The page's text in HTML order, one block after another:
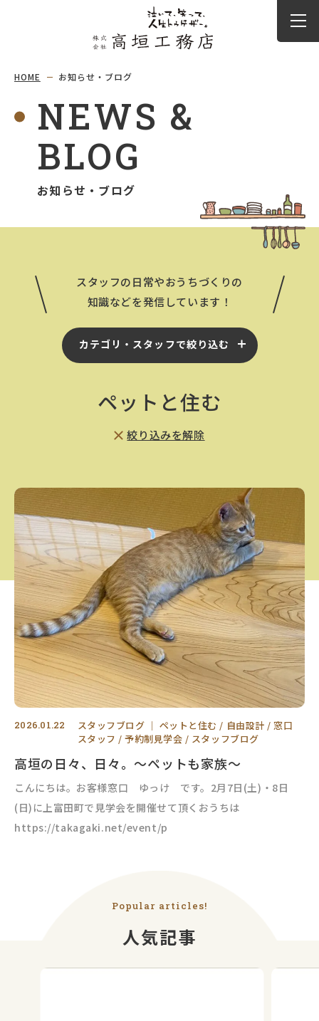
HOME お知らせ・ブログ
NEWS &
BLOG
お知らせ・ブログ
スタッフの日常やおうちづくりの
知識などを発信しています！
カテゴリ・スタッフで絞り込む
ペットと住む
絞り込みを解除
2026.01.22 スタッフブログ ｜ ペットと住む 自由設計
窓口
スタッフ
予約制見学会 スタッフブログ
高垣の日々、日々。～ペットも家族～
こんにちは。お客様窓口 ゆっけ です。2月7日(土)・8日
(日)に上富田町で見学会を開催せて頂くおうちは
https://takagaki.net/event/p
Popular articles!
人気記事